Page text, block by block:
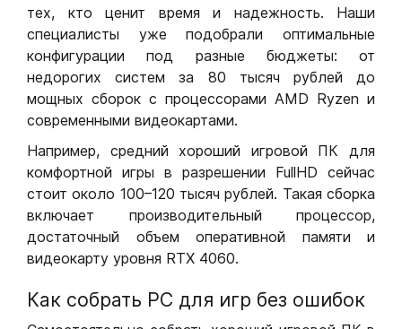
тех, кто ценит время и надежность. Наши
специалисты уже подобрали оптимальные
конфигурации под разные бюджеты: от
недорогих систем за 80 тысяч рублей до
мощных сборок с процессорами AMD Ryzen и
современными видеокартами.
Например, средний хороший игровой ПК для
комфортной игры в разрешении FullHD сейчас
стоит около 100–120 тысяч рублей. Такая сборка
включает производительный процессор,
достаточный объем оперативной памяти и
видеокарту уровня RTX 4060.
Как собрать РС для игр без ошибок